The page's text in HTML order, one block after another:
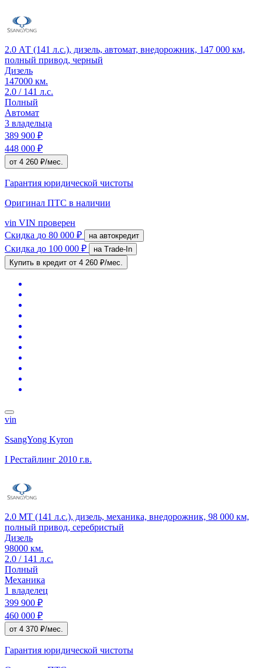
2.0 АТ (141 л.с.), дизель, автомат, внедорожник, 147 000 км,
полный привод, черный
Дизель
147000 км.
2.0 / 141 л.с.
Полный
Автомат
3 владельца
389 900 ₽
448 000 ₽
от 4 260 ₽/мес.
Гарантия юридической чистоты
Оригинал ПТС в наличии
vin VIN проверен
Скидка до 80 000 ₽ на автокредит
Скидка до 100 000 ₽
на Trade-In
Купить в кредит от 4 260 ₽/мес.
vin
SsangYong Kyron
I Рестайлинг 2010 г.в.
2.0 MT (141 л.с.), дизель, механика, внедорожник, 98 000 км,
полный привод, серебристый
Дизель
98000 км.
2.0 / 141 л.с.
Полный
Механика
1 владелец
399 900 ₽
460 000 ₽
от 4 370 ₽/мес.
Гарантия юридической чистоты